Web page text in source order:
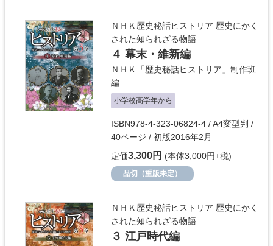
ＮＨＫ歴史秘話ヒストリア 歴史にかく
された知られざる物語
４ 幕末・維新編
ＮＨＫ「歴史秘話ヒストリア」制作班
編
小学校高学年から
ISBN978-4-323-06824-4 / A4変型判 /
40ページ / 初版2016年2月
定価3,300円 (本体3,000円+税)
品切（重版未定）
ＮＨＫ歴史秘話ヒストリア 歴史にかく
された知られざる物語
３ 江戸時代編